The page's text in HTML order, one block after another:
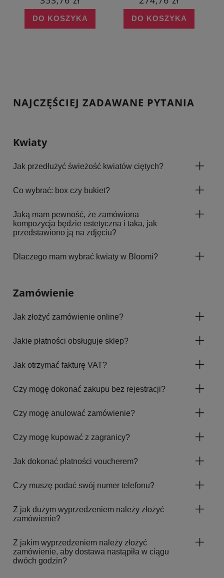
DO KOSZYKA DO KOSZYKA
NAJCZĘŚCIEJ ZADAWANE PYTANIA
Kwiaty
Jak przedłużyć świeżość kwiatów ciętych?
Co wybrać: box czy bukiet?
Jaką mam pewność, że zamówiona
kompozycja będzie estetyczna i taka, jak
przedstawiono ją na zdjęciu?
Dlaczego mam wybrać kwiaty w Bloomi?
Zamówienie
Jak złożyć zamówienie online?
Jakie płatności obsługuje sklep?
Jak otrzymać fakturę VAT?
Czy mogę dokonać zakupu bez rejestracji?
Czy mogę anulować zamówienie?
Czy mogę kupować z zagranicy?
Jak dokonać płatności voucherem?
Czy muszę podać swój numer telefonu?
Z jak dużym wyprzedzeniem należy złożyć
zamówienie?
Z jakim wyprzedzeniem należy złożyć
zamówienie, aby dostawa nastąpiła w ciągu
dwóch godzin?